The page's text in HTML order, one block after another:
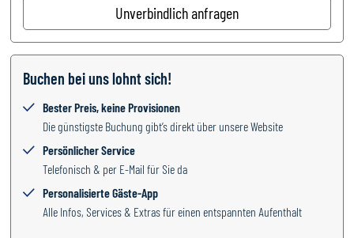
Unverbindlich anfragen
Buchen bei uns lohnt sich!
Bester Preis, keine Provisionen
Die günstigste Buchung gibt’s direkt über unsere Website
Persönlicher Service
Telefonisch & per E-Mail für Sie da
Personalisierte Gäste-App
Alle Infos, Services & Extras für einen entspannten Aufenthalt